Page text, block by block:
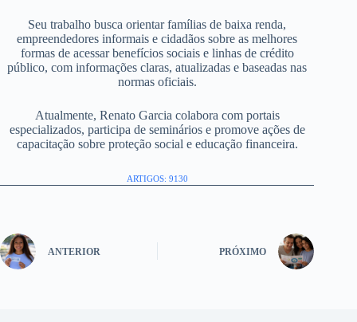
Seu trabalho busca orientar famílias de baixa renda,
empreendedores informais e cidadãos sobre as melhores
formas de acessar benefícios sociais e linhas de crédito
público, com informações claras, atualizadas e baseadas nas
normas oficiais.
Atualmente, Renato Garcia colabora com portais
especializados, participa de seminários e promove ações de
capacitação sobre proteção social e educação financeira.
ARTIGOS: 9130
ANTERIOR PRÓXIMO